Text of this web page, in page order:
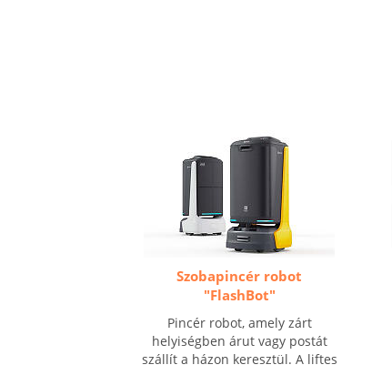
Szobapincér robot
"FlashBot"
Pincér robot, amely zárt
helyiségben árut vagy postát
szállít a házon keresztül. A liftes